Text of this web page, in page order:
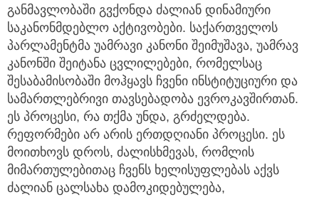
განმავლობაში გვქონდა ძალიან დინამიური
საკანონმდებლო აქტივობები. საქართველოს
პარლამენტმა უამრავი კანონი შეიმუშავა, უამრავ
კანონში შეიტანა ცვლილებები, რომელსაც
შესაბამისობაში მოჰყავს ჩვენი ინსტიტუციური და
სამართლებრივი თავსებადობა ევროკავშირთან.
ეს პროცესი, რა თქმა უნდა, გრძელდება.
რეფორმები არ არის ერთდღიანი პროცესი. ეს
მოითხოვს დროს, ძალისხმევას, რომლის
მიმართულებითაც ჩვენს ხელისუფლებას აქვს
ძალიან ცალსახა დამოკიდებულება,